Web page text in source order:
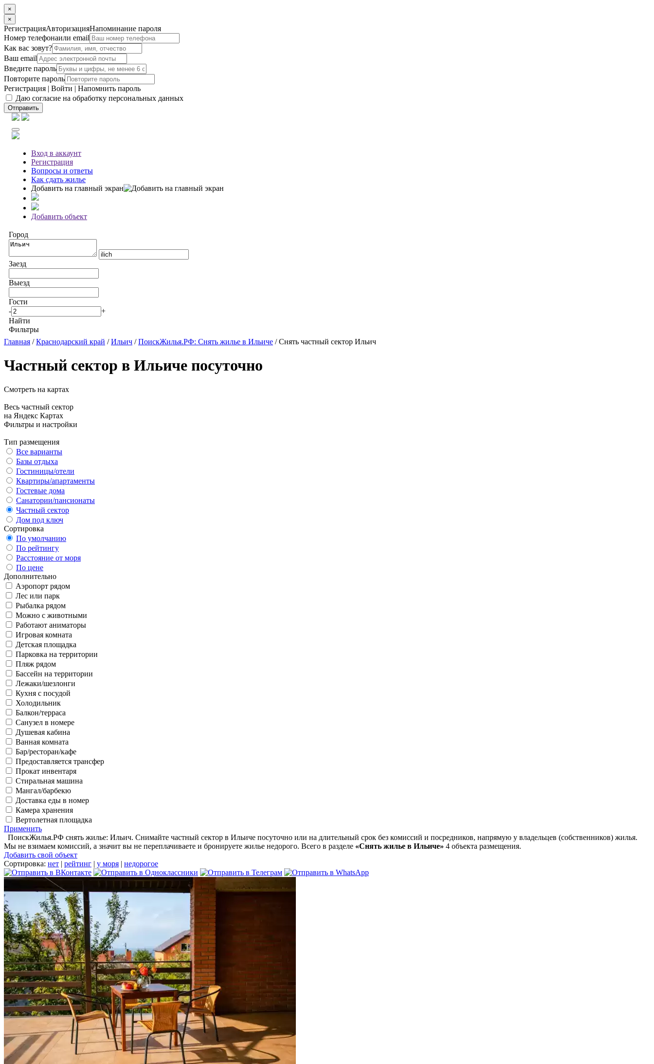
×
×
РегистрацияАвторизацияНапоминание пароля
Номер телефонаили email
Как вас зовут?
Ваш email
Введите пароль
Повторите пароль
Регистрация | Войти | Напомнить пароль
Даю согласие на обработку персональных данных
Отправить
Вход в аккаунт
Регистрация
Вопросы и ответы
Как сдать жилье
Добавить на главный экран
Добавить объект
Город
Заезд
Выезд
Гости
-
+
Найти
Фильтры
Главная /Краснодарский край /Ильич /ПоискЖилья.РФ: Снять жилье в Ильиче / Снять частный сектор Ильич
Частный сектор в Ильиче посуточно
Смотреть на картах
Весь частный сектор
на Яндекс Картах
Фильтры и настройки
Тип размещения
Все варианты
Базы отдыха
Гостиницы/отели
Квартиры/апартаменты
Гостевые дома
Санатории/пансионаты
Частный сектор
Дом под ключ
Сортировка
По умолчанию
По рейтингу
Расстояние от моря
По цене
Дополнительно
Аэропорт рядом
Лес или парк
Рыбалка рядом
Можно с животными
Работают аниматоры
Игровая комната
Детская площадка
Парковка на территории
Пляж рядом
Бассейн на территории
Лежаки/шезлонги
Кухня с посудой
Холодильник
Балкон/терраса
Санузел в номере
Душевая кабина
Ванная комната
Бар/ресторан/кафе
Предоставляется трансфер
Прокат инвентаря
Стиральная машина
Мангал/барбекю
Доставка еды в номер
Камера хранения
Вертолетная площадка
Применить
ПоискЖилья.РФ снять жилье: Ильич. Снимайте частный сектор в Ильиче посуточно или на длительный срок без комиссий и посредников, напрямую у владельцев (собственников) жилья.
Мы не взимаем комиссий, а значит вы не переплачиваете и бронируете жилье недорого. Всего в разделе «Снять жилье в Ильиче» 4 объекта размещения.
Добавить свой объект
Сортировка: нет | рейтинг | у моря | недорогое